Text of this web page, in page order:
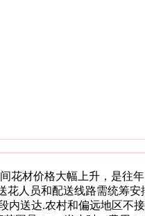
花材价格大幅上升，是往
花人员和配送线路需统筹
内送达.农村和偏远地区不